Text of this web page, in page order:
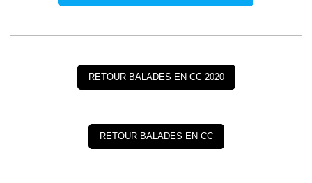
RETOUR BALADES EN CC 2020
RETOUR BALADES EN CC